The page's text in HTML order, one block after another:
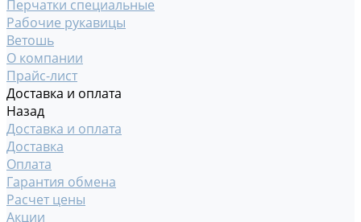
Перчатки специальные
Рабочие рукавицы
Ветошь
О компании
Прайс-лист
Доставка и оплата
Назад
Доставка и оплата
Доставка
Оплата
Гарантия обмена
Расчет цены
Акции